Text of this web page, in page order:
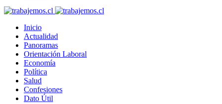
Inicio
Actualidad
Panoramas
Orientación Laboral
Economía
Política
Salud
Confesiones
Dato Útil